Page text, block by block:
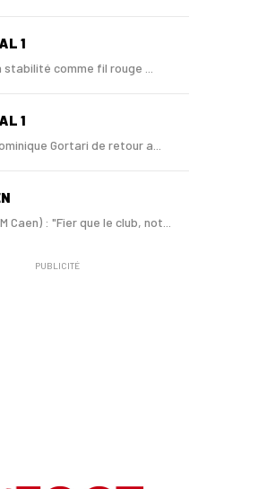
1
stabilité comme fil rouge ...
1
Gortari de retour a...
Caen) : "Fier que le club, not...
- MERCATO
PUBLICITÉ